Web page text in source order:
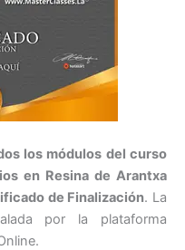
los módulos del curso
en Resina de Arantxa
de Finalización. La
por la plataforma